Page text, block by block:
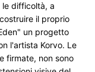
le difficoltà, a
il proprio
un progetto
l'artista Korvo. Le
firmate, non sono